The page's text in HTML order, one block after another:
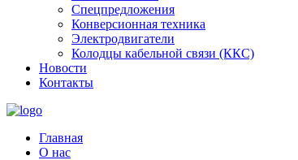
Спецпредложения
Конверсионная техника
Электродвигатели
Колодцы кабельной связи (ККС)
Новости
Контакты
Главная
О нас